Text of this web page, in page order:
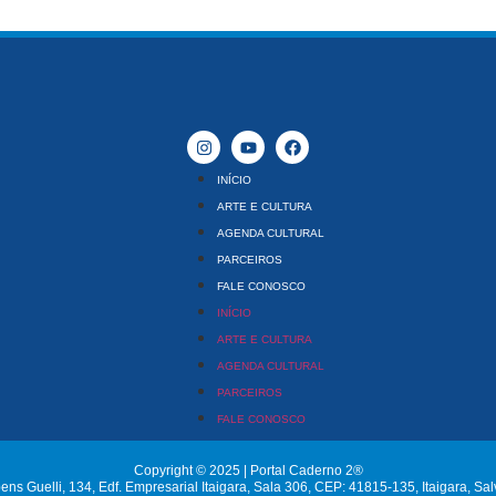
INÍCIO
ARTE E CULTURA
AGENDA CULTURAL
PARCEIROS
FALE CONOSCO
INÍCIO
ARTE E CULTURA
AGENDA CULTURAL
PARCEIROS
FALE CONOSCO
Copyright © 2025 | Portal Caderno 2®
Guelli, 134, Edf. Empresarial Itaigara, Sala 306, CEP: 41815-135, Itaigara,